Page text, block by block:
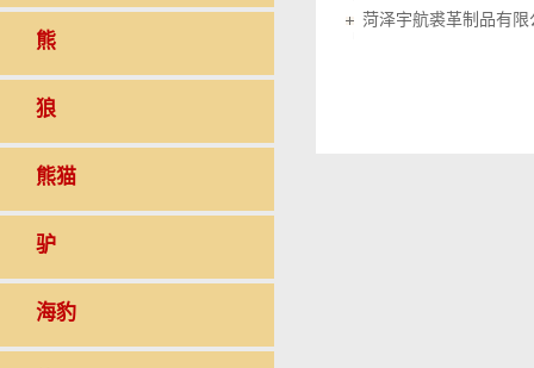
熊
狼
熊猫
驴
海豹
菏泽宇航裘革制品有限